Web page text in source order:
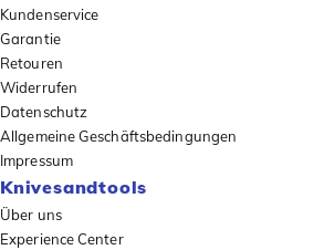
Kundenservice
Garantie
Retouren
Widerrufen
Datenschutz
Allgemeine Geschäftsbedingungen
Impressum
Knivesandtools
Über uns
Experience Center